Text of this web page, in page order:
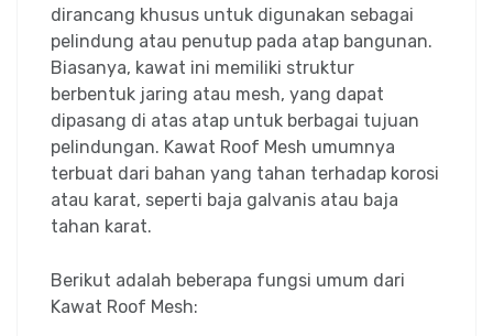
dirancang khusus untuk digunakan sebagai
pelindung atau penutup pada atap bangunan.
Biasanya, kawat ini memiliki struktur
berbentuk jaring atau mesh, yang dapat
dipasang di atas atap untuk berbagai tujuan
pelindungan. Kawat Roof Mesh umumnya
terbuat dari bahan yang tahan terhadap korosi
atau karat, seperti baja galvanis atau baja
tahan karat.
Berikut adalah beberapa fungsi umum dari
Kawat Roof Mesh: